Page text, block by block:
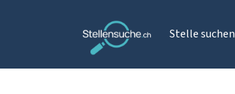
Stelle suchen